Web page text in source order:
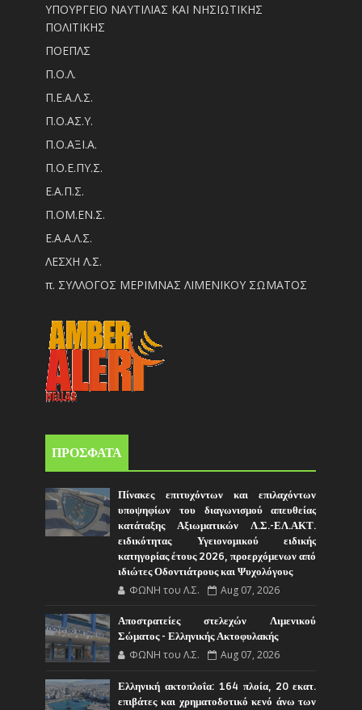
ΥΠΟΥΡΓΕΙΟ ΝΑΥΤΙΛΙΑΣ ΚΑΙ ΝΗΣΙΩΤΙΚΗΣ
ΠΟΛΙΤΙΚΗΣ
ΠΟΕΠΛΣ
Π.Ο.Λ.
Π.Ε.Α.Λ.Σ.
Π.Ο.ΑΣ.Υ.
Π.Ο.ΑΞΙ.Α.
Π.Ο.Ε.ΠΥ.Σ.
Ε.Α.Π.Σ.
Π.ΟM.EN.Σ.
Ε.Α.Α.Λ.Σ.
ΛΕΣΧΗ Λ.Σ.
π. ΣΥΛΛΟΓΟΣ ΜΕΡΙΜΝΑΣ ΛΙΜΕΝΙΚΟΥ ΣΩΜΑΤΟΣ
ΠΡΟΣΦΑΤΑ
Πίνακες επιτυχόντων και επιλαχόντων
υποψηφίων του διαγωνισμού απευθείας
κατάταξης Αξιωματικών Λ.Σ.-ΕΛ.ΑΚΤ.
ειδικότητας Υγειονομικού ειδικής
κατηγορίας έτους 2026, προερχόμενων από
ιδιώτες Οδοντιάτρους και Ψυχολόγους
ΦΩΝΗ του Λ.Σ. Aug 07, 2026
Αποστρατείες στελεχών Λιμενικού
Σώματος - Ελληνικής Ακτοφυλακής
ΦΩΝΗ του Λ.Σ. Aug 07, 2026
Ελληνική ακτοπλοΐα: 164 πλοία, 20 εκατ.
επιβάτες και χρηματοδοτικό κενό άνω των